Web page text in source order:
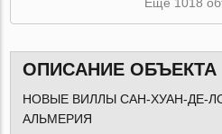
ОПИСАНИЕ ОБЪЕКТА
НОВЫЕ ВИЛЛЫ САН-ХУАН-ДЕ-
АЛЬМЕРИЯ